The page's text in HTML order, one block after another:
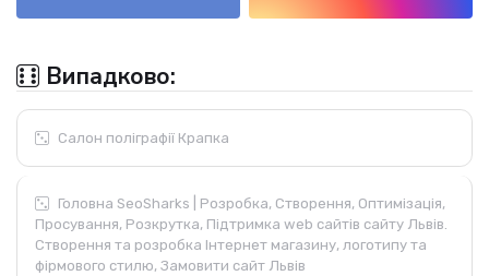
Випадково:
Салон поліграфії Крапка
Головна SeoSharks | Розробка, Створення, Оптимізація,
Просування, Розкрутка, Підтримка web сайтів сайту Львів.
Створення та розробка Інтернет магазину, логотипу та
фірмового стилю, Замовити сайт Львів